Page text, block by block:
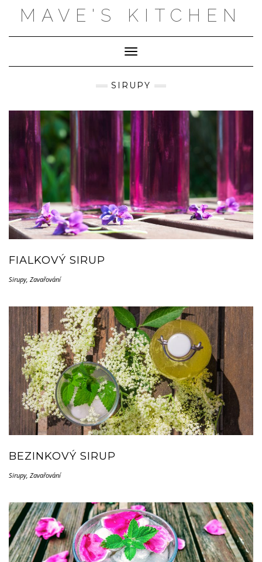
content
MAVE'S KITCHEN
Toggle Navigation
SIRUPY
FIALKOVÝ SIRUP
Sirupy, Zavařování
BEZINKOVÝ SIRUP
Sirupy, Zavařování